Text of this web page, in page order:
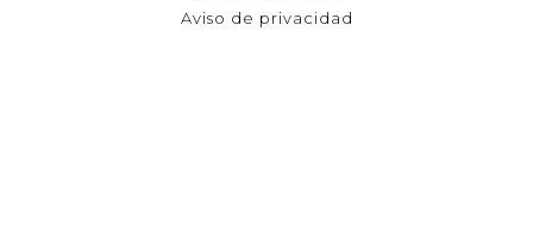
Aviso de privacidad